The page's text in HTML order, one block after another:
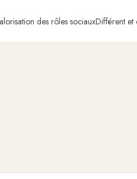
des rôles sociauxDifférent et